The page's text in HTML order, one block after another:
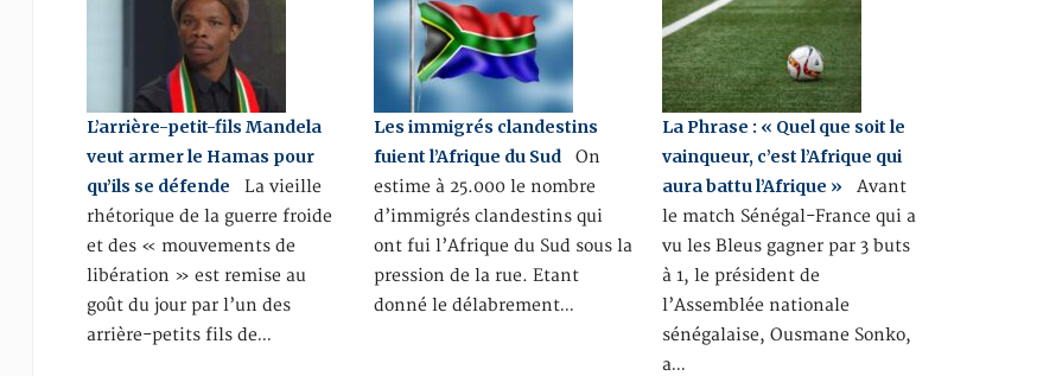
L’arrière-petit-fils Mandela
veut armer le Hamas pour
qu’ils se défende La vieille
rhétorique de la guerre froide
et des « mouvements de
libération » est remise au
goût du jour par l’un des
arrière-petits fils de…
Les immigrés clandestins
fuient l’Afrique du Sud On
estime à 25.000 le nombre
d’immigrés clandestins qui
ont fui l’Afrique du Sud sous la
pression de la rue. Etant
donné le délabrement…
La Phrase : « Quel que soit le
vainqueur, c’est l’Afrique qui
aura battu l’Afrique » Avant
le match Sénégal-France qui a
vu les Bleus gagner par 3 buts
à 1, le président de
l’Assemblée nationale
sénégalaise, Ousmane Sonko,
a…